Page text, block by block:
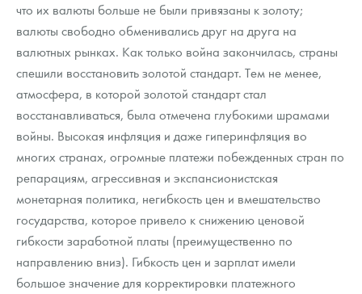
что их валюты больше не были привязаны к золоту;
валюты свободно обменивались друг на друга на
валютных рынках. Как только война закончилась, страны
спешили восстановить золотой стандарт. Тем не менее,
атмосфера, в которой золотой стандарт стал
восстанавливаться, была отмечена глубокими шрамами
войны. Высокая инфляция и даже гиперинфляция во
многих странах, огромные платежи побежденных стран по
репарациям, агрессивная и экспансионистская
монетарная политика, негибкость цен и вмешательство
государства, которое привело к снижению ценовой
гибкости заработной платы (преимущественно по
направлению вниз). Гибкость цен и зарплат имели
большое значение для корректировки платежного